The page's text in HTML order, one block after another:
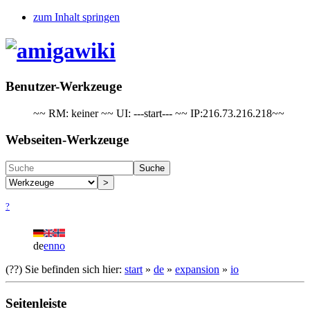
zum Inhalt springen
Benutzer-Werkzeuge
~~ RM: keiner ~~ UI: ---start--- ~~ IP:216.73.216.218~~
Webseiten-Werkzeuge
Suche
>
?
deenno
(??) Sie befinden sich hier: start » de » expansion » io
Seitenleiste